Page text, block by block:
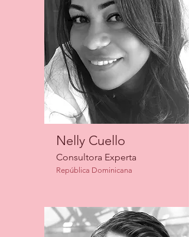
Nelly Cuello
Consultora Experta
República Dominicana